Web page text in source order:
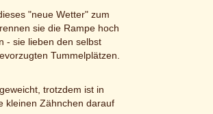
"neue Wetter" zum
sie die Rampe hoch
- sie lieben den selbst
Tummelplätzen.
trotzdem ist in
kleinen Zähnchen darauf